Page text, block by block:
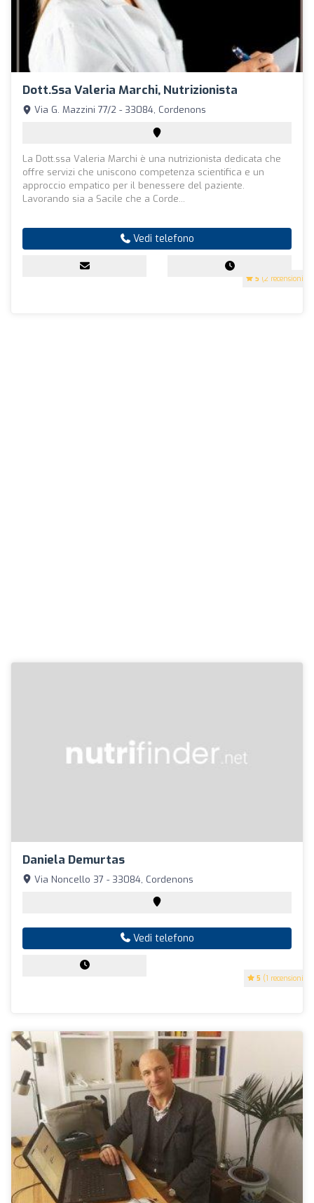
Dott.ssa Valeria Marchi, Nutrizionista
5 (2 recensioni)
Via G. Mazzini 77/2 - 33084, Cordenons
La Dott.ssa Valeria Marchi è una nutrizionista dedicata che
offre servizi che uniscono competenza scientifica e un
approccio empatico per il benessere del paziente.
Lavorando sia a Sacile che a Corde...
Vedi telefono
Daniela Demurtas
5 (1 recensioni)
Via Noncello 37 - 33084, Cordenons
Vedi telefono